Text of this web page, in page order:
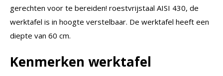
gerechten voor te bereiden! roestvrijstaal AISI 430, de
werktafel is in hoogte verstelbaar. De werktafel heeft een
diepte van 60 cm.
Kenmerken werktafel